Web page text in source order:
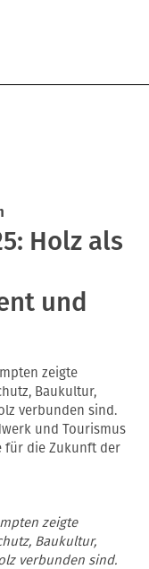
Holz als
und
zeigte
Baukultur,
verbunden sind.
und Tourismus
für die Zukunft der
zeigte
Baukultur,
verbunden sind.